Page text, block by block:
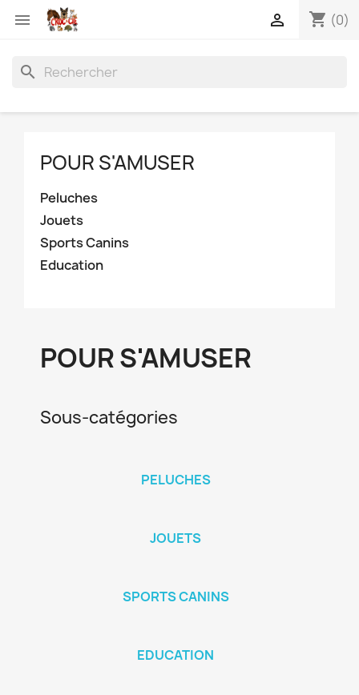
 shopping_cart (0)

search
POUR S'AMUSER
Peluches
Jouets
Sports Canins
Education
POUR S'AMUSER
Sous-catégories
PELUCHES
JOUETS
SPORTS CANINS
EDUCATION